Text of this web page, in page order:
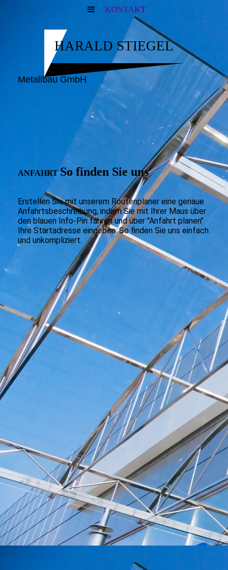
KONTAKT
HARALD STIEGEL
Metallbau GmbH
ANFAHRTSo finden Sie uns
Erstellen Sie mit unserem Routenplaner eine genaue
Anfahrtsbeschreibung, indem Sie mit Ihrer Maus über
den blauen Info-Pin fahren und über "Anfahrt planen"
Ihre Startadresse eingeben. So finden Sie uns einfach
und unkompliziert.